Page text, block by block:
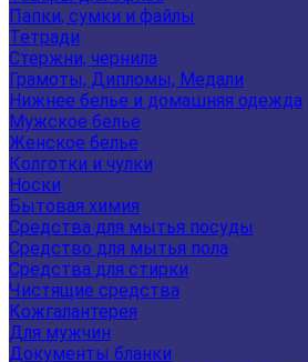
Папки, сумки и файлы
Тетради
Стержни, чернила
Грамоты, Дипломы, Медали
Нижнее белье и домашняя одежда
Мужское белье
Женское белье
Колготки и чулки
Носки
Бытовая химия
Средства для мытья посуды
Средство для мытья пола
Средства для стирки
Чистящие средства
Кожгалантерея
Для мужчин
Документы бланки